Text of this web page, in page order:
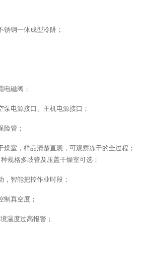
锈钢一体成型冷阱；
电磁阀；
电源接口、主机电源接口；
险管；
燥室，样品清楚直观，可观察冻干的全过程；
规格多歧管及压盖干燥室可选；
，智能把控作业时段；
制真空度；
温度过高报警；